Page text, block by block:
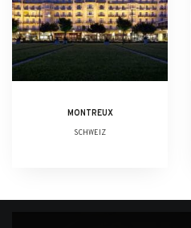
MONTREUX
SCHWEIZ